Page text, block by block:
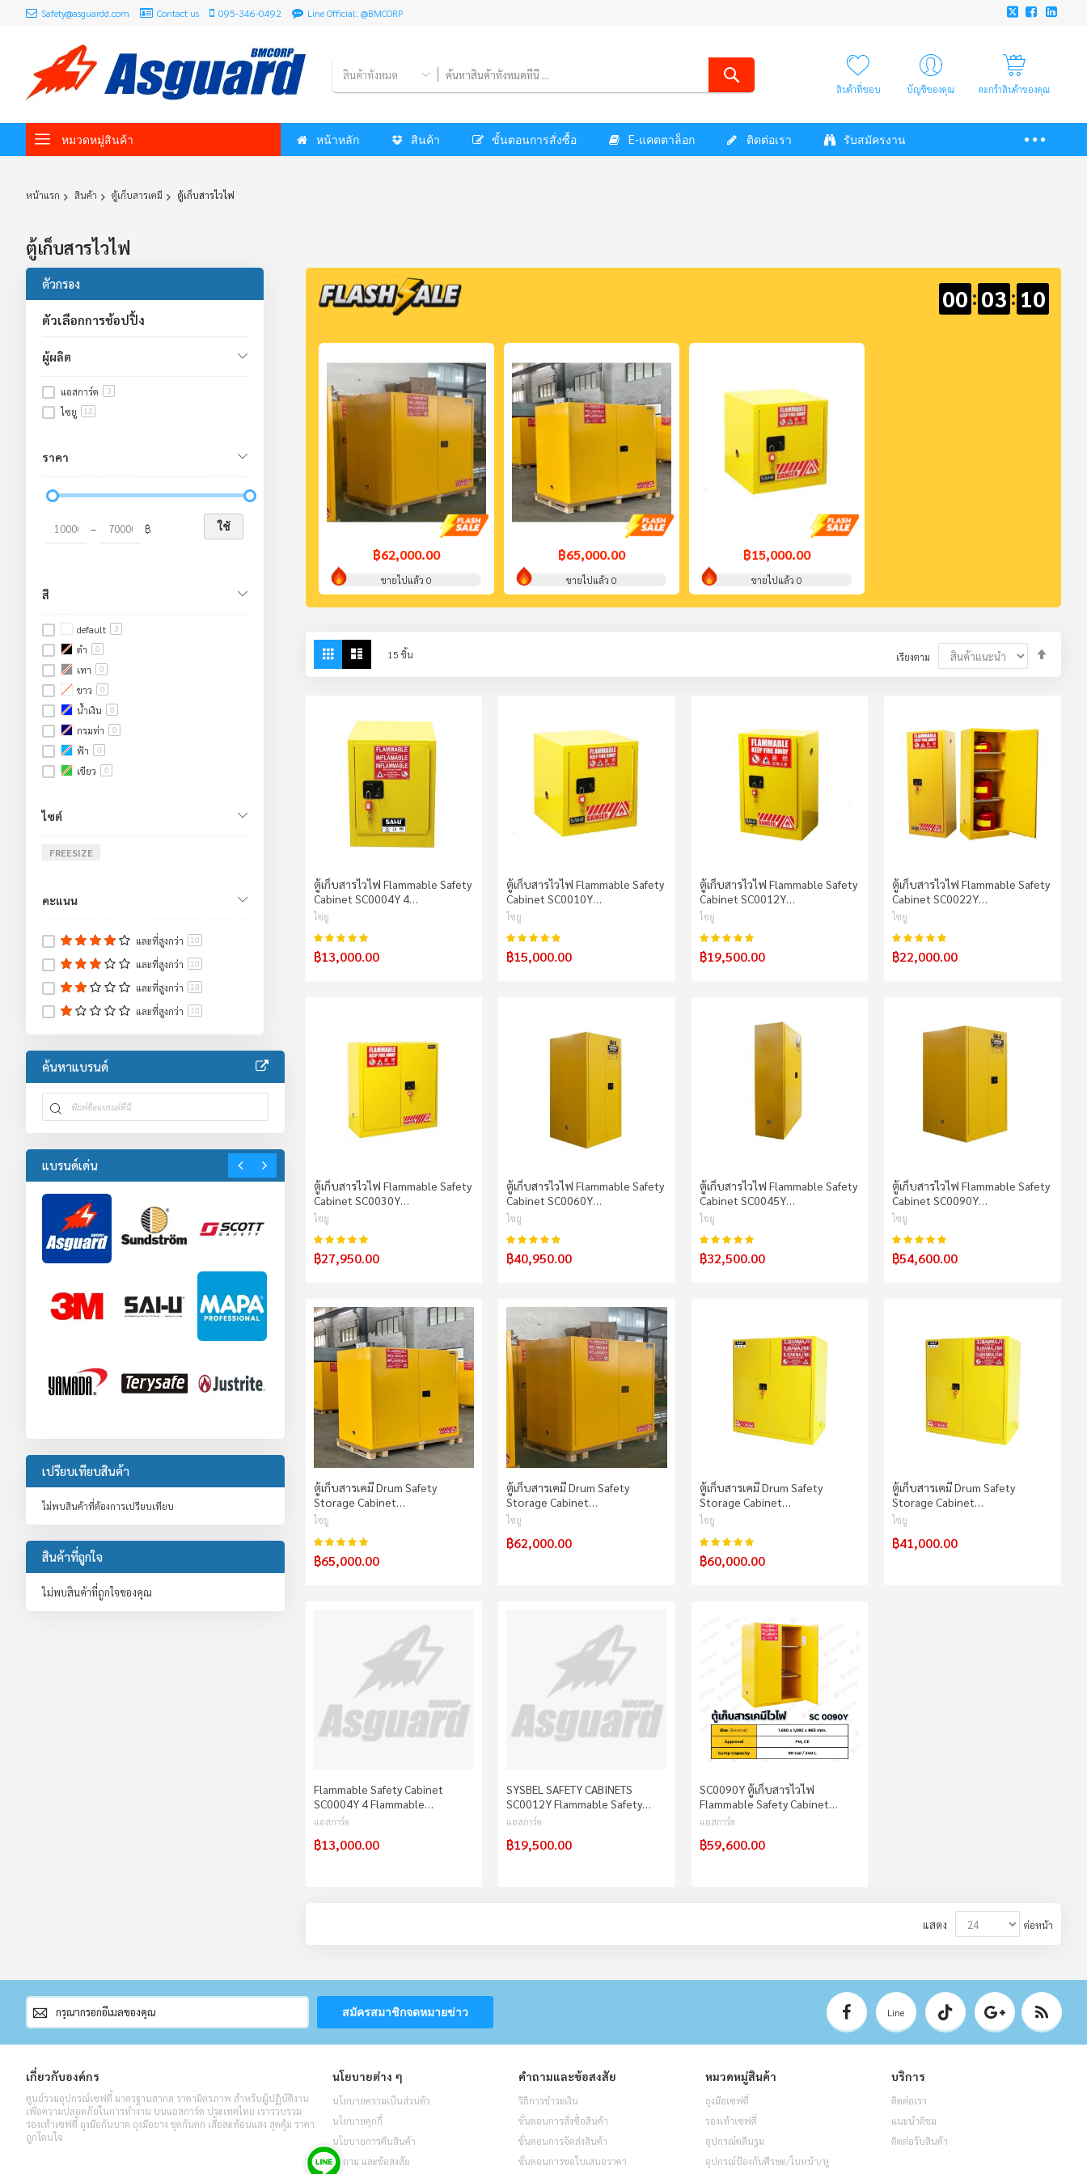
Safety@asguardd.com Contact us 095-346-0492 Line Official: @BMCORP
สินค้าทั้งหมด
สินค้าที่ชอบ บัญชีของคุณ ตะกร้าสินค้าของคุณ
หมวดหมู่สินค้า หน้าหลัก สินค้า ขั้นตอนการสั่งซื้อ E-แคตตาล็อก ติดต่อเรา รับสมัครงาน
หน้าแรก สินค้า ตู้เก็บสารเคมี ตู้เก็บสารไวไฟ
ตู้เก็บสารไวไฟ
00 : 03 : 10
฿62,000.00
ขายไปแล้ว 0
฿65,000.00
ขายไปแล้ว 0
฿15,000.00
ขายไปแล้ว 0
View
as
Grid 15 ชิ้น เรียงตาม
ตู้เก็บสารไวไฟ Flammable Safety
Cabinet SC0004Y 4…
ไซยู
คะแนน:
฿13,000.00
ตู้เก็บสารไวไฟ Flammable Safety
Cabinet SC0010Y…
ไซยู
คะแนน:
฿15,000.00
ตู้เก็บสารไวไฟ Flammable Safety
Cabinet SC0012Y…
ไซยู
คะแนน:
฿19,500.00
ตู้เก็บสารไวไฟ Flammable Safety
Cabinet SC0022Y…
ไซยู
คะแนน:
฿22,000.00
ตู้เก็บสารไวไฟ Flammable Safety
Cabinet SC0030Y…
ไซยู
คะแนน:
฿27,950.00
ตู้เก็บสารไวไฟ Flammable Safety
Cabinet SC0060Y…
ไซยู
คะแนน:
฿40,950.00
ตู้เก็บสารไวไฟ Flammable Safety
Cabinet SC0045Y…
ไซยู
คะแนน:
฿32,500.00
ตู้เก็บสารไวไฟ Flammable Safety
Cabinet SC0090Y…
ไซยู
คะแนน:
฿54,600.00
ตู้เก็บสารเคมี Drum Safety
Storage Cabinet…
ไซยู
คะแนน:
฿65,000.00
ตู้เก็บสารเคมี Drum Safety
Storage Cabinet…
ไซยู
฿62,000.00
ตู้เก็บสารเคมี Drum Safety
Storage Cabinet…
ไซยู
คะแนน:
฿60,000.00
ตู้เก็บสารเคมี Drum Safety
Storage Cabinet…
ไซยู
฿41,000.00
Flammable Safety Cabinet
SC0004Y 4 Flammable…
แอสการ์ด
฿13,000.00
SYSBEL SAFETY CABINETS
SC0012Y Flammable Safety…
แอสการ์ด
฿19,500.00
SC0090Y ตู้เก็บสารไวไฟ
Flammable Safety Cabinet…
แอสการ์ด
฿59,600.00
แสดง ต่อหน้า
ตัวกรอง
ตัวเลือกการช้อปปิ้ง
ผู้ผลิต
แอสการ์ด 3
ไซยู 12
ราคา
– ฿ ใช้
สี
default 3
ดำ 0
เทา 0
ขาว 0
น้ำเงิน 0
กรมท่า 0
ฟ้า 0
เขียว 0
ชมพู
ขาว/ดำ
ไซต์
FREESIZE
คะแนน
และที่สูงกว่า 10
และที่สูงกว่า 10
และที่สูงกว่า 10
และที่สูงกว่า 10
ค้นหาแบรนด์
แบรนด์เด่น
เปรียบเทียบสินค้า
ไม่พบสินค้าที่ต้องการเปรียบเทียบ
สินค้าที่ถูกใจ
ไม่พบสินค้าที่ถูกใจของคุณ
สมัคร
สมาชิก
จดหมาย
ข่าว
สมัครสมาชิกจดหมายข่าว Line
เกี่ยวกับองค์กร
ศูนย์รวมอุปกรณ์เซฟตี้ มาตรฐานสากล ราคามิตรภาพ สำหรับผู้ปฏิบัติงาน
เพื่อความปลอดภัยในการทำงาน บนแอสการ์ด ประเทศไทย เรารวบรวม
รองเท้าเซฟตี้ ถุงมือกันบาด ถุงมือยาง ชุดกันตก เสื้อสะท้อนแสง สุดคุ้ม ราคา
ถูกโดนใจ
นโยบายต่าง ๆ
นโยบายความเป็นส่วนตัว
นโยบายคุกกี้
นโยบายการคืนสินค้า
คำถาม และข้อสงสัย
คำถามและข้อสงสัย
วิธีการชำระเงิน
ขั้นตอนการสั่งซื้อสินค้า
ขั้นตอนการจัดส่งสินค้า
ขั้นตอนการขอใบเสนอราคา
หมวดหมู่สินค้า
ถุงมือเซฟตี้
รองเท้าเซฟตี้
อุปกรณ์คลีนรูม
อุปกรณ์ป้องกันศีรษะ/ใบหน้า/หู
บริการ
ติดต่อเรา
แนะนำติชม
ติดต่อรับสินค้า